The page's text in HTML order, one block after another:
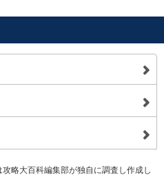
略大百科編集部が独自に調査し作成し